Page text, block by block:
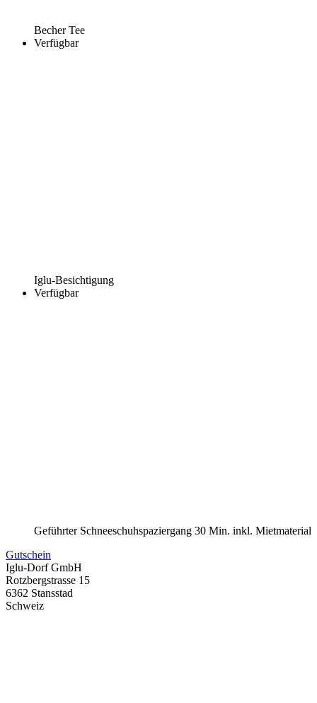
Becher Tee
Verfügbar
Iglu-Besichtigung
Verfügbar
Geführter Schneeschuhspaziergang 30 Min. inkl. Mietmaterial
Gutschein
Iglu-Dorf GmbH
Rotzbergstrasse 15
6362 Stansstad
Schweiz